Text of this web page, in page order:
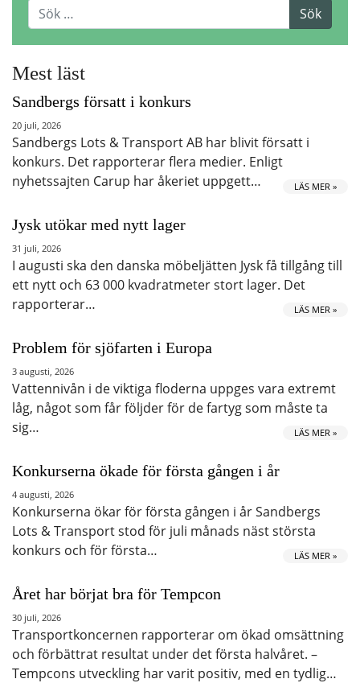
Mest läst
Sandbergs försatt i konkurs
20 juli, 2026
Sandbergs Lots & Transport AB har blivit försatt i
konkurs. Det rapporterar flera medier. Enligt
nyhetssajten Carup har åkeriet uppgett…
LÄS MER »
Jysk utökar med nytt lager
31 juli, 2026
I augusti ska den danska möbeljätten Jysk få tillgång till
ett nytt och 63 000 kvadratmeter stort lager. Det
rapporterar…
LÄS MER »
Problem för sjöfarten i Europa
3 augusti, 2026
Vattennivån i de viktiga floderna uppges vara extremt
låg, något som får följder för de fartyg som måste ta
sig…
LÄS MER »
Konkurserna ökade för första gången i år
4 augusti, 2026
Konkurserna ökar för första gången i år Sandbergs
Lots & Transport stod för juli månads näst största
konkurs och för första…
LÄS MER »
Året har börjat bra för Tempcon
30 juli, 2026
Transportkoncernen rapporterar om ökad omsättning
och förbättrat resultat under det första halvåret. –
Tempcons utveckling har varit positiv, med en tydlig…